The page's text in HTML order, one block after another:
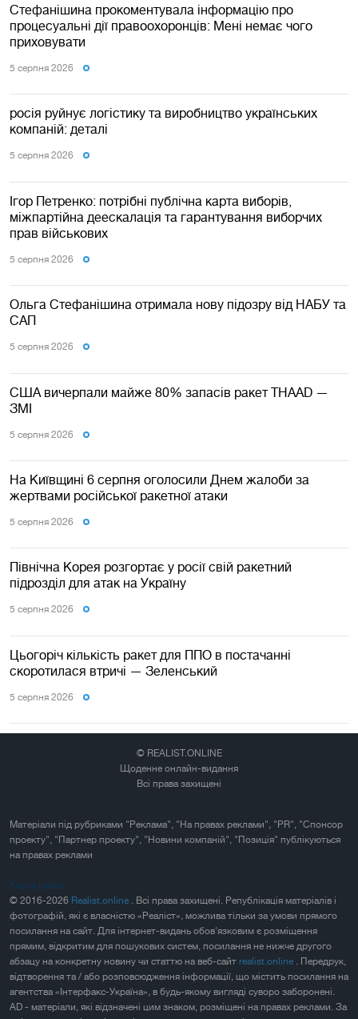
Стефанішина прокоментувала інформацію про
процесуальні дії правоохоронців: Мені немає чого
приховувати
5 серпня 2026
росія руйнує логістику та виробництво українських
компаній: деталі
5 серпня 2026
Ігор Петренко: потрібні публічна карта виборів,
міжпартійна деескалація та гарантування виборчих
прав військових
5 серпня 2026
Ольга Стефанішина отримала нову підозру від НАБУ та
САП
5 серпня 2026
США вичерпали майже 80% запасів ракет THAAD —
ЗМІ
5 серпня 2026
На Київщині 6 серпня оголосили Днем жалоби за
жертвами російської ракетної атаки
5 серпня 2026
Північна Корея розгортає у росії свій ракетний
підрозділ для атак на Україну
5 серпня 2026
Цьогоріч кількість ракет для ППО в постачанні
скоротилася втричі — Зеленський
5 серпня 2026
© REALIST.ONLINE
Щоденне онлайн-видання
Всі права захищені
Матеріали під рубриками "Реклама", "На правах реклами", "PR", "Спонсор
проекту", "Партнер проекту", "Новини компаній", "Позиція" публікуються
на правах реклами
Карта сайта
© 2016-2026 Realist.online . Всі права захищені. Републікація матеріалів і
фотографій, які є власністю «Реаліст», можлива тільки за умови прямого
посилання на сайт. Для інтернет-видань обов'язковим є розміщення
прямим, відкритим для пошукових систем, посилання не нижче другого
абзацу на конкретну новину чи статтю на веб-сайт realist.online . Передрук,
відтворення та / або розповсюдження інформації, що містить посилання на
агентства «Інтерфакс-Україна», в будь-якому вигляді суворо заборонені.
AD - матеріали, які відзначені цим знаком, розміщені на правах реклами. За